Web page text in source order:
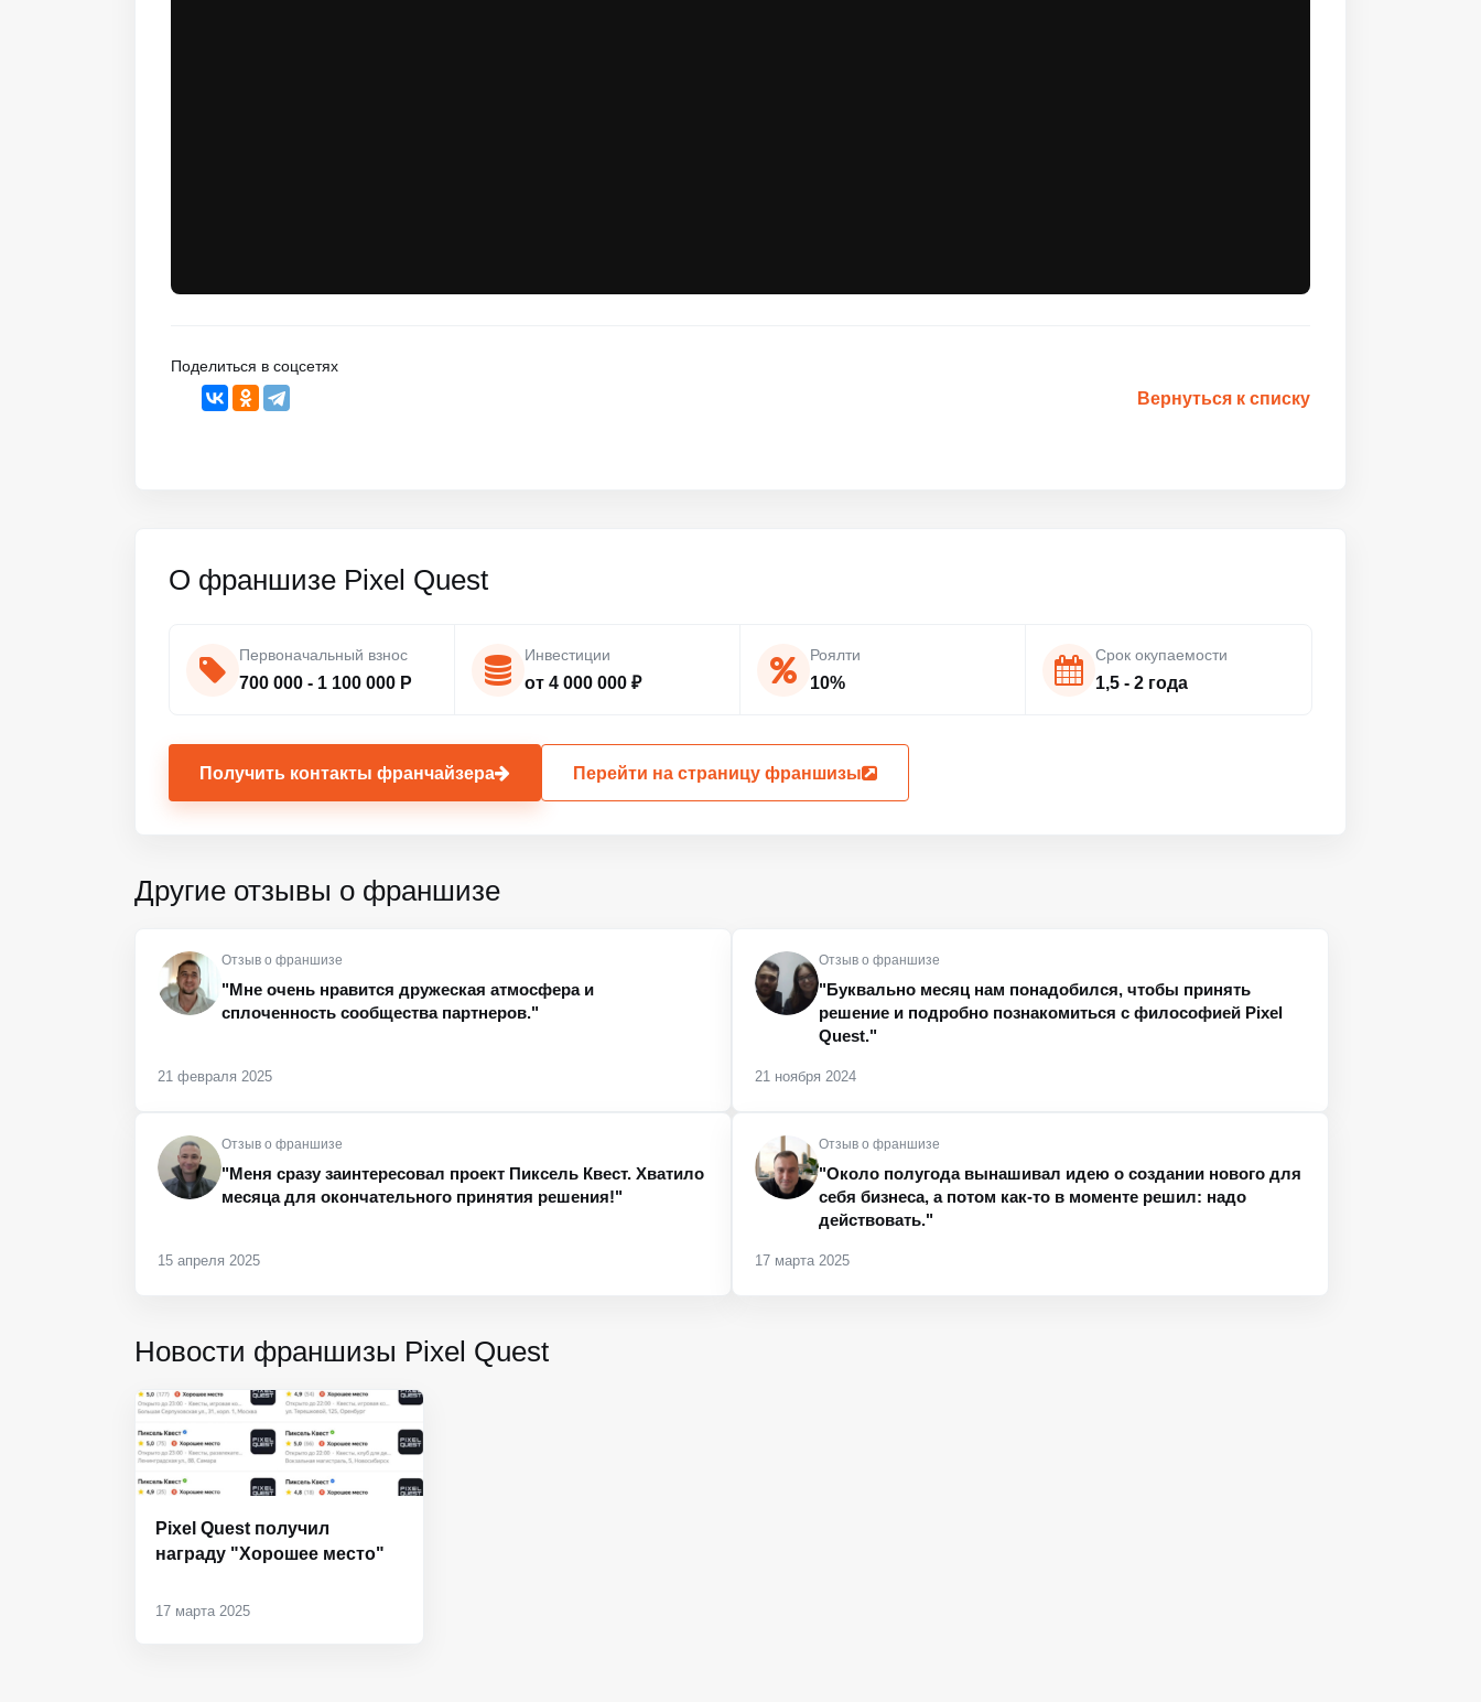
Поделиться в соцсетях
Вернуться к списку
О франшизе Pixel Quest
Первоначальный взнос
700 000 - 1 100 000 Р
Инвестиции
от 4 000 000 ₽
Роялти
10%
Срок окупаемости
1,5 - 2 года
Получить контакты франчайзера Перейти на страницу франшизы
Другие отзывы о франшизе
Отзыв о франшизе
"Мне очень нравится дружеская атмосфера и
сплоченность сообщества партнеров."
21 февраля 2025
Отзыв о франшизе
"Буквально месяц нам понадобился, чтобы принять
решение и подробно познакомиться с философией Pixel
Quest."
21 ноября 2024
Отзыв о франшизе
"Меня сразу заинтересовал проект Пиксель Квест. Хватило
месяца для окончательного принятия решения!"
15 апреля 2025
Отзыв о франшизе
"Около полугода вынашивал идею о создании нового для
себя бизнеса, а потом как-то в моменте решил: надо
действовать."
17 марта 2025
Новости франшизы Pixel Quest
Pixel Quest получил
награду "Хорошее место"
17 марта 2025